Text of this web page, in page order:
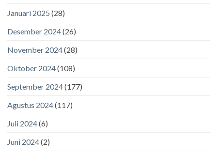
Januari 2025 (28)
Desember 2024(26)
November 2024(28)
Oktober 2024(108)
September 2024(177)
Agustus 2024(117)
Juli 2024(6)
Juni 2024(2)